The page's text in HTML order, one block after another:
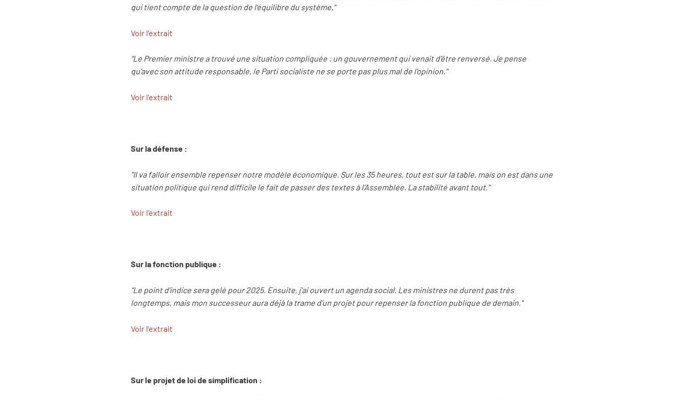
qui tient compte de la question de l’équilibre du système."
Voir l'extrait
"Le Premier ministre a trouvé une situation compliquée : un gouvernement qui venait d’être renversé. Je pense
qu'avec son attitude responsable, le Parti socialiste ne se porte pas plus mal de l’opinion."
Voir l'extrait
Sur la défense :
"Il va falloir ensemble repenser notre modèle économique. Sur les 35 heures, tout est sur la table, mais on est dans une
situation politique qui rend difficile le fait de passer des textes à l’Assemblée. La stabilité avant tout."
Voir l'extrait
Sur la fonction publique :
"Le point d'indice sera gelé pour 2025. Ensuite, j'ai ouvert un agenda social. Les ministres ne durent pas très
longtemps, mais mon successeur aura déjà la trame d’un projet pour repenser la fonction publique de demain."
Voir l'extrait
Sur le projet de loi de simplification :